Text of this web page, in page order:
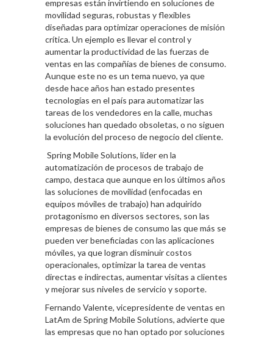
empresas están invirtiendo en soluciones de
movilidad seguras, robustas y flexibles
diseñadas para optimizar operaciones de misión
crítica. Un ejemplo es llevar el control y
aumentar la productividad de las fuerzas de
ventas en las compañías de bienes de consumo.
Aunque este no es un tema nuevo, ya que
desde hace años han estado presentes
tecnologías en el país para automatizar las
tareas de los vendedores en la calle, muchas
soluciones han quedado obsoletas, o no siguen
la evolución del proceso de negocio del cliente.
Spring Mobile Solutions, líder en la
automatización de procesos de trabajo de
campo, destaca que aunque en los últimos años
las soluciones de movilidad (enfocadas en
equipos móviles de trabajo) han adquirido
protagonismo en diversos sectores, son las
empresas de bienes de consumo las que más se
pueden ver beneficiadas con las aplicaciones
móviles, ya que logran disminuir costos
operacionales, optimizar la tarea de ventas
directas e indirectas, aumentar visitas a clientes
y mejorar sus niveles de servicio y soporte.
Fernando Valente, vicepresidente de ventas en
LatAm de Spring Mobile Solutions, advierte que
las empresas que no han optado por soluciones